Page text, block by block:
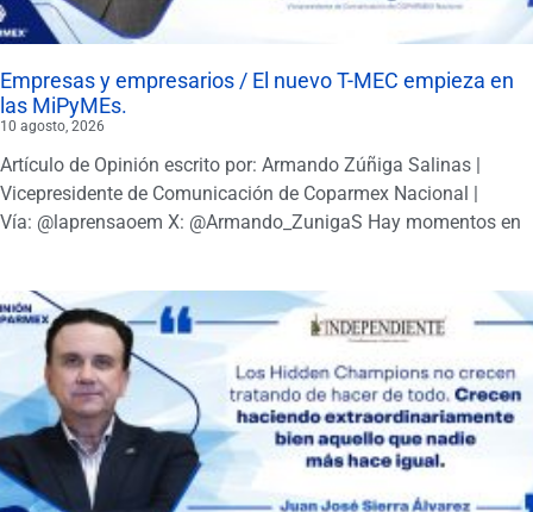
Empresas y empresarios / El nuevo T-MEC empieza en
las MiPyMEs.
10 agosto, 2026
Artículo de Opinión escrito por: Armando Zúñiga Salinas |
Vicepresidente de Comunicación de Coparmex Nacional |
Vía: @laprensaoem X: @Armando_ZunigaS Hay momentos en